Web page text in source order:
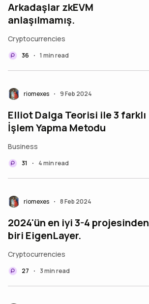
Arkadaşlar zkEVM
anlaşılmamış.
Cryptocurrencies
36 • 1 min read
riomexes • 9 Feb 2024
Elliot Dalga Teorisi ile 3 farklı
İşlem Yapma Metodu
Business
31 • 4 min read
riomexes • 8 Feb 2024
2024'ün en iyi 3-4 projesinden
biri EigenLayer.
Cryptocurrencies
27 • 3 min read